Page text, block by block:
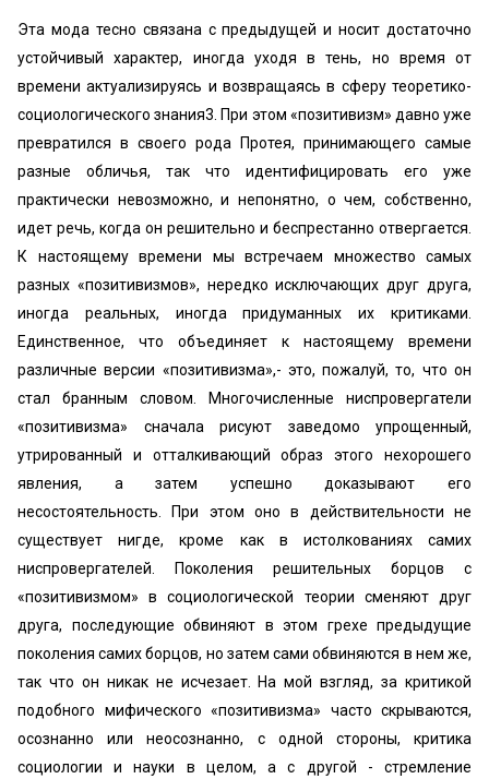
Эта мода тесно связана с предыдущей и носит достаточно
устойчивый характер, иногда уходя в тень, но время от
времени актуализируясь и возвращаясь в сферу теоретико-
социологического знания3. При этом «позитивизм» давно уже
превратился в своего рода Протея, принимающего самые
разные обличья, так что идентифицировать его уже
практически невозможно, и непонятно, о чем, собственно,
идет речь, когда он решительно и беспрестанно отвергается.
К настоящему времени мы встречаем множество самых
разных «позитивизмов», нередко исключающих друг друга,
иногда реальных, иногда придуманных их критиками.
Единственное, что объединяет к настоящему времени
различные версии «позитивизма»,- это, пожалуй, то, что он
стал бранным словом. Многочисленные ниспровергатели
«позитивизма» сначала рисуют заведомо упрощенный,
утрированный и отталкивающий образ этого нехорошего
явления, а затем успешно доказывают его
несостоятельность. При этом оно в действительности не
существует нигде, кроме как в истолкованиях самих
ниспровергателей. Поколения решительных борцов с
«позитивизмом» в социологической теории сменяют друг
друга, последующие обвиняют в этом грехе предыдущие
поколения самих борцов, но затем сами обвиняются в нем же,
так что он никак не исчезает. На мой взгляд, за критикой
подобного мифического «позитивизма» часто скрываются,
осознанно или неосознанно, с одной стороны, критика
социологии и науки в целом, а с другой - стремление